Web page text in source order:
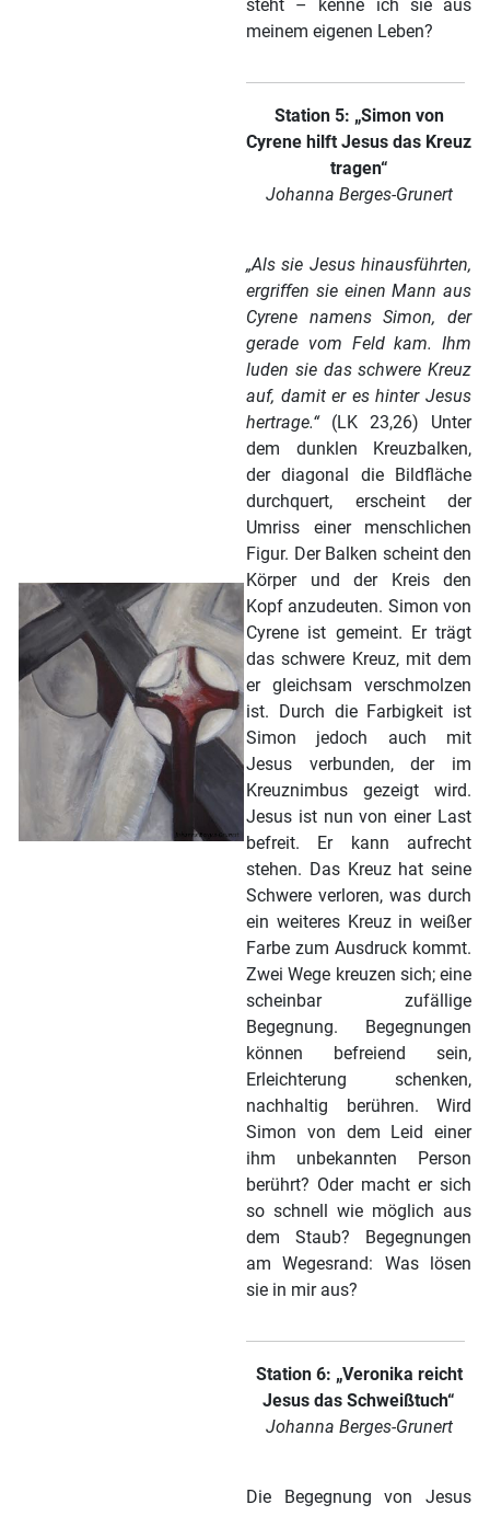
steht – kenne ich sie aus
meinem eigenen Leben?
Station 5: „Simon von
Cyrene hilft Jesus das Kreuz
tragen“
Johanna Berges-Grunert
„Als sie Jesus hinausführten,
ergriffen sie einen Mann aus
Cyrene namens Simon, der
gerade vom Feld kam. Ihm
luden sie das schwere Kreuz
auf, damit er es hinter Jesus
hertrage.“(LK 23,26) Unter
dem dunklen Kreuzbalken,
der diagonal die Bildfläche
durchquert, erscheint der
Umriss einer menschlichen
Figur. Der Balken scheint den
Körper und der Kreis den
Kopf anzudeuten. Simon von
Cyrene ist gemeint. Er trägt
das schwere Kreuz, mit dem
er gleichsam verschmolzen
ist. Durch die Farbigkeit ist
Simon jedoch auch mit
Jesus verbunden, der im
Kreuznimbus gezeigt wird.
Jesus ist nun von einer Last
befreit. Er kann aufrecht
stehen. Das Kreuz hat seine
Schwere verloren, was durch
ein weiteres Kreuz in weißer
Farbe zum Ausdruck kommt.
Zwei Wege kreuzen sich; eine
scheinbar zufällige
Begegnung. Begegnungen
können befreiend sein,
Erleichterung schenken,
nachhaltig berühren. Wird
Simon von dem Leid einer
ihm unbekannten Person
berührt? Oder macht er sich
so schnell wie möglich aus
dem Staub? Begegnungen
am Wegesrand: Was lösen
sie in mir aus?
Station 6: „Veronika reicht
Jesus das Schweißtuch“
Johanna Berges-Grunert
Die Begegnung von Jesus